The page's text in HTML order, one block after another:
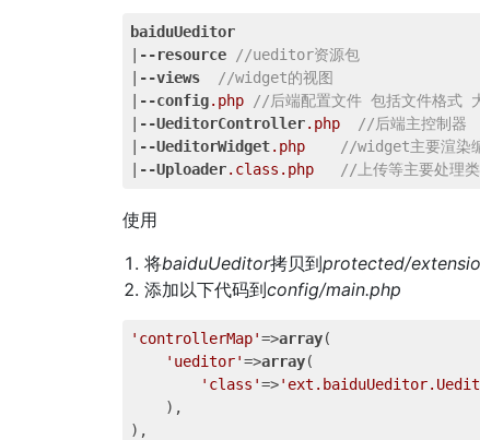
baiduUeditor
--resource
//ueditor资源包
--views
//widget的视图
--config.php
//后端配置文件 包括文件格
--UeditorController.php
//后端主控制器
--UeditorWidget.php
//widget主要渲染
--Uploader.class .php //上传等主要处理
使用
将baiduUeditor拷贝到protected/
添加以下代码到config/main.php
'controllerMap'=>array(
'ueditor'=>array(
'class'=>
    ),